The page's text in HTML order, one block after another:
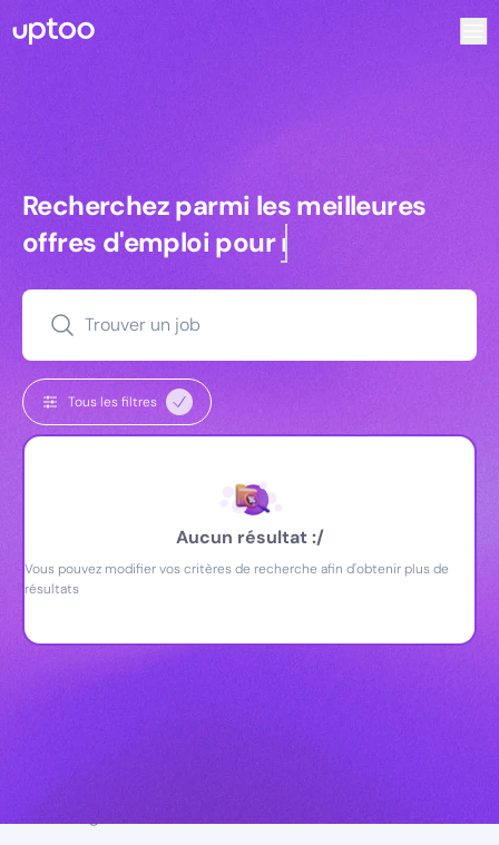
Recherchez parmi les meilleures
Recherchez parmi les meilleures
offres d'emploi pourmanagers
Trouver un job
Tous les filtres
Aucun résultat :/
Vous pouvez modifier vos critères de recherche afin d'obtenir plus de
résultats